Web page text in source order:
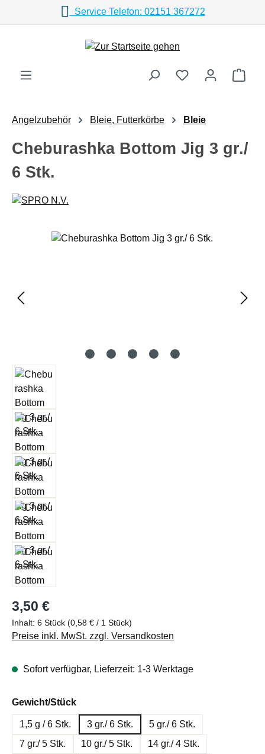
Zum Hauptinhalt springenService Telefon: 02151 367272
Angelzubehör Bleie, Futterkörbe Bleie
Cheburashka Bottom Jig 3 gr./
6 Stk.
Bildergalerie überspringen
Regulärer Preis:
3,50 €
Inhalt: 6 Stück (0,58 € / 1 Stück)
Preise inkl. MwSt. zzgl. Versandkosten
Sofort verfügbar, Lieferzeit: 1-3 Werktage
Gewicht/Stückauswählen
1,5 g / 6 Stk. 3 gr./ 6 Stk.
5 gr./ 6 Stk.
7 gr./ 5 Stk.
10 gr./ 5 Stk.
14 gr./ 4 Stk.